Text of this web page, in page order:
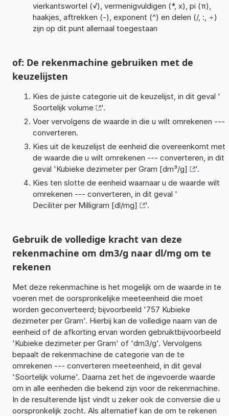
vierkantswortel (√), vermenigvuldigen (*, x), pi (π),
haakjes, aftrekken (-), exponent (^) en delen (/, :, ÷)
zijn op dit punt allemaal toegestaan
of: De rekenmachine gebruiken met de
keuzelijsten
Kies de juiste categorie uit de keuzelijst, in dit geval '
Soortelijk volume
'.
Voer vervolgens de waarde in die u wilt omrekenen ---
converteren.
Kies uit de keuzelijst de eenheid die overeenkomt met
de waarde die u wilt omrekenen --- converteren, in dit
geval 'Kubieke dezimeter per Gram [dm³/g]
'.
Kies ten slotte de eenheid waarnaar u de waarde wilt
omrekenen --- converteren, in dit geval '
Deciliter per Milligram [dl/mg]
'.
Gebruik de volledige kracht van deze
rekenmachine om dm3/g naar dl/mg om te
rekenen
Met deze rekenmachine is het mogelijk om de waarde in te
voeren met de oorspronkelijke meeteenheid die moet
worden geconverteerd; bijvoorbeeld '757 Kubieke
dezimeter per Gram'. Hierbij kan de volledige naam van de
eenheid of de afkorting ervan worden gebruiktbijvoorbeeld
'Kubieke dezimeter per Gram' of 'dm3/g'. Vervolgens
bepaalt de rekenmachine de categorie van de te
omrekenen --- converteren meeteenheid, in dit geval
'Soortelijk volume'. Daarna zet het de ingevoerde waarde
om in alle eenheden die bekend zijn voor de rekenmachine.
In de resulterende lijst vindt u zeker ook de conversie die u
oorspronkelijk zocht. Als alternatief kan de om te rekenen